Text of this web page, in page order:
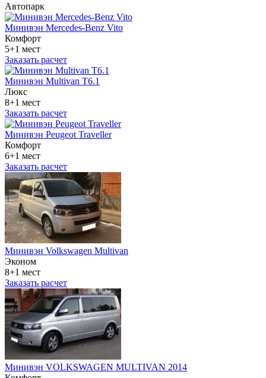
Автопарк
Минивэн Mercedes-Benz Vito
Комфорт
5+1 мест
Заказать расчет
Минивэн Multivan Т6.1
Люкс
8+1 мест
Заказать расчет
Минивэн Peugeot Traveller
Комфорт
6+1 мест
Заказать расчет
Минивэн Volkswagen Multivan
Эконом
8+1 мест
Заказать расчет
Минивэн VOLKSWAGEN MULTIVAN 2014